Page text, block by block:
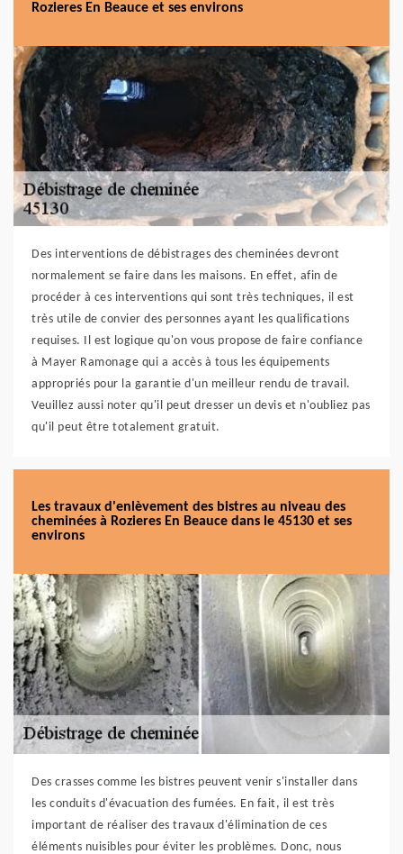
Rozieres En Beauce et ses environs
Des interventions de débistrages des cheminées devront
normalement se faire dans les maisons. En effet, afin de
procéder à ces interventions qui sont très techniques, il est
très utile de convier des personnes ayant les qualifications
requises. Il est logique qu'on vous propose de faire confiance
à Mayer Ramonage qui a accès à tous les équipements
appropriés pour la garantie d'un meilleur rendu de travail.
Veuillez aussi noter qu'il peut dresser un devis et n'oubliez pas
qu'il peut être totalement gratuit.
Les travaux d'enlèvement des bistres au niveau des
cheminées à Rozieres En Beauce dans le 45130 et ses
environs
Des crasses comme les bistres peuvent venir s'installer dans
les conduits d'évacuation des fumées. En fait, il est très
important de réaliser des travaux d'élimination de ces
éléments nuisibles pour éviter les problèmes. Donc, nous